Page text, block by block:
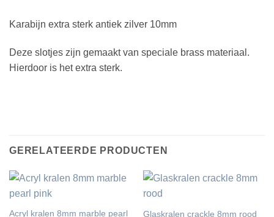
Karabijn extra sterk antiek zilver 10mm
Deze slotjes zijn gemaakt van speciale brass materiaal.
Hierdoor is het extra sterk.
GERELATEERDE PRODUCTEN
Acryl kralen 8mm marble pearl
Glaskralen crackle 8mm rood